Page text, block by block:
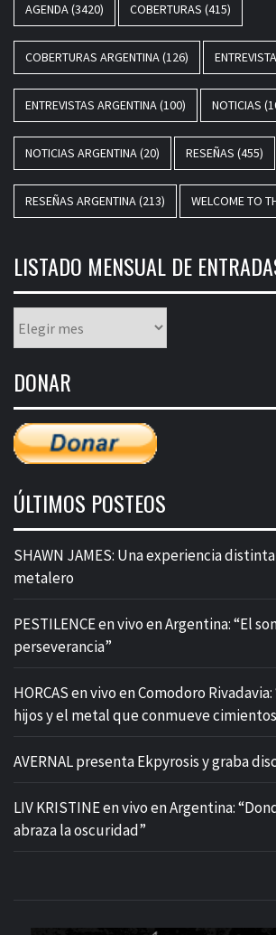
AGENDA(3420) COBERTURAS (415)
COBERTURAS ARGENTINA(126)
ENTREVISTAS ARGENTINA(100) NOTICIAS
NOTICIAS ARGENTINA(20) RESEÑAS (455)
RESEÑAS ARGENTINA(213) WELCOME TO
LISTADO MENSUAL DE
mensual
entradas
DONAR
ÚLTIMOS POSTEOS
SHAWN JAMES: Una experiencia
metalero
PESTILENCE en vivo en Argentina: “El
perseverancia”
HORCAS en vivo en Comodoro
hijos y el metal que conmueve
AVERNAL presenta Ekpyrosis y graba
LIV KRISTINE en vivo en Argentina:
abraza la oscuridad”